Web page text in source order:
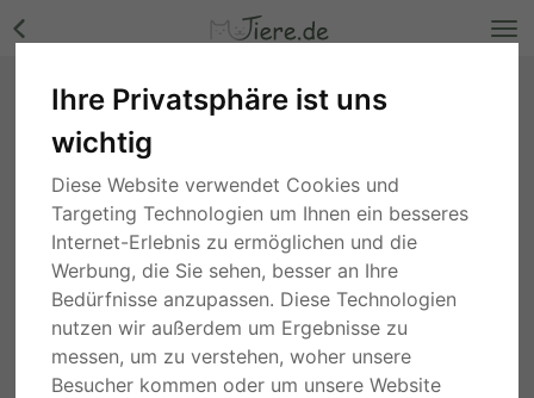
Ihre Privatsphäre ist uns
wichtig
Diese Website verwendet Cookies und
Targeting Technologien um Ihnen ein besseres
Internet-Erlebnis zu ermöglichen und die
Werbung, die Sie sehen, besser an Ihre
Bedürfnisse anzupassen. Diese Technologien
nutzen wir außerdem um Ergebnisse zu
messen, um zu verstehen, woher unsere
Besucher kommen oder um unsere Website
Afrodita, - - Hündin Bilder
Berlin, vor 2 Jahren